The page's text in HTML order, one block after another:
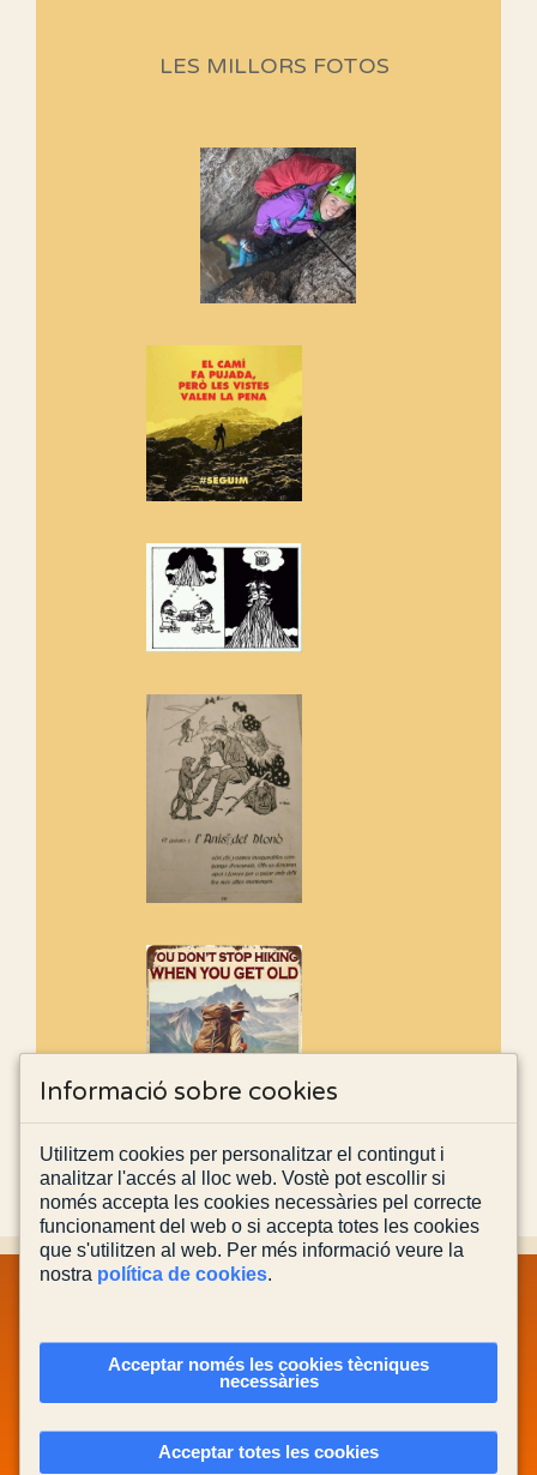
Aquí teniu la primera part de la
Si no podem caminar, alguna
cosa hem de fer...
Els Centpeus signen el
Manifest a favor dels Camins
Si ets una entitat o associació
adhereix-te al manifest!
Rebem un diploma dels
Amics de Sant Aniol d'Aguja
Els Centpeus estem implicats
de l'entorn de Sant Aniol
LES MILLORS FOTOS
POLÍTICA DE COOKIES
CONTACTA'NS
Actualitzada el
Informació sobre cookies
Utilitzem cookies per personalitzar el contingut i
analitzar l'accés al lloc web. Vostè pot escollir si
només accepta les cookies necessàries pel correcte
funcionament del web o si accepta totes les cookies
que s'utilitzen al web. Per més informació veure la
nostra política de cookies.
Acceptar només les cookies tècniques
necessàries
Acceptar totes les cookies